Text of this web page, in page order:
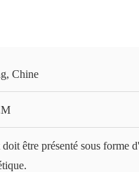
Chine
être présenté sous forme